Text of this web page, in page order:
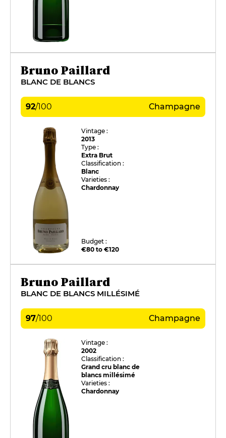
Bruno Paillard
BLANC DE BLANCS
92/100 Champagne
Vintage :
2013
Type :
Extra Brut
Classification :
Blanc
Varieties :
Chardonnay
Budget :
€80 to €120
Bruno Paillard
BLANC DE BLANCS MILLÉSIMÉ
97/100 Champagne
Vintage :
2002
Classification :
Grand cru blanc de
blancs millésimé
Varieties :
Chardonnay